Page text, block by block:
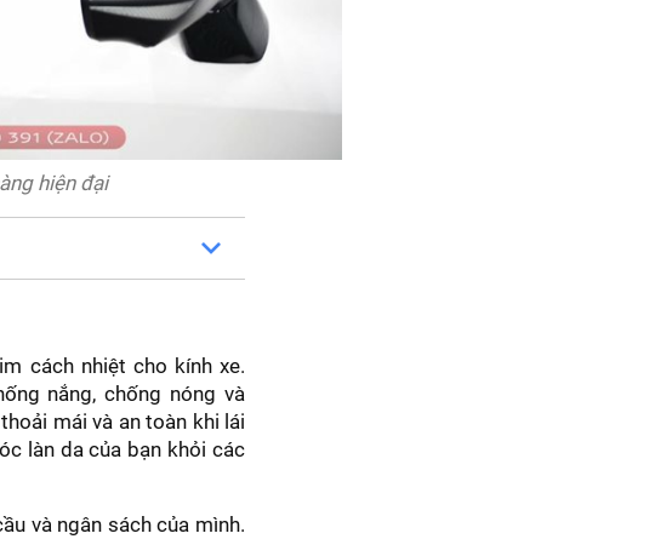
hiện đại
cách nhiệt cho kính xe.
nắng, chống nóng và
mái và an toàn khi lái
làn da của bạn khỏi các
và ngân sách của mình.